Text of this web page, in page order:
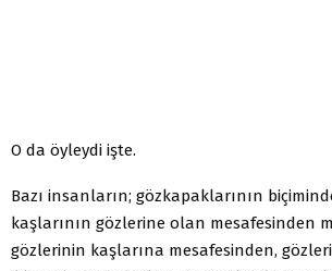
O da öyleydi işte.
Bazı insanların; gözkapaklarının
kaşlarının gözlerine olan mesafesinden
gözlerinin kaşlarına mesafesinden,